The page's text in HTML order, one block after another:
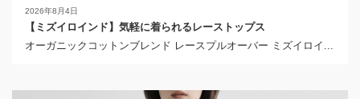
2026年8月4日
【ミズイロインド】気軽に着られるレーストップス
オーガニックコットンブレンド レースプルオーバー ミズイロイ...